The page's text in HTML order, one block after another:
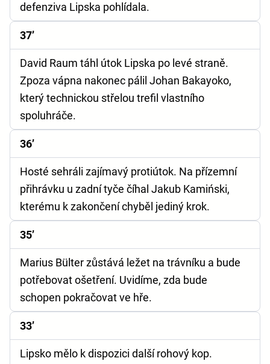
defenziva Lipska pohlídala.
37’
David Raum táhl útok Lipska po levé straně.
Zpoza vápna nakonec pálil Johan Bakayoko,
který technickou střelou trefil vlastního
spoluhráče.
36’
Hosté sehráli zajímavý protiútok. Na přízemní
přihrávku u zadní tyče číhal Jakub Kamiński,
kterému k zakončení chyběl jediný krok.
35’
Marius Bülter zůstává ležet na trávníku a bude
potřebovat ošetření. Uvidíme, zda bude
schopen pokračovat ve hře.
33’
Lipsko mělo k dispozici další rohový kop.